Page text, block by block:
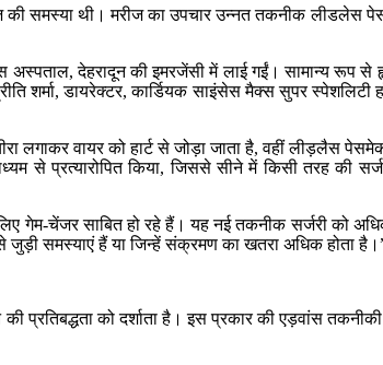
की समस्या थी। मरीज का उपचार उन्नत तकनीक लीडलेस
देहरादून की इमरजेंसी में लाई गईं। सामान्य रूप से
डायरेक्टर, कार्डियक साइंसेस मैक्स सुपर स्पेशलिटी
लगाकर वायर को हार्ट से जोड़ा जाता है, वहीं लीड़लैस
प्रत्यारोपित किया, जिससे सीने में किसी तरह की
गेम-चेंजर साबित हो रहे हैं। यह नई तकनीक सर्जरी को
समस्याएं हैं या जिन्हें संक्रमण का खतरा अधिक होता
को दर्शाता है। इस प्रकार की एड़वांस